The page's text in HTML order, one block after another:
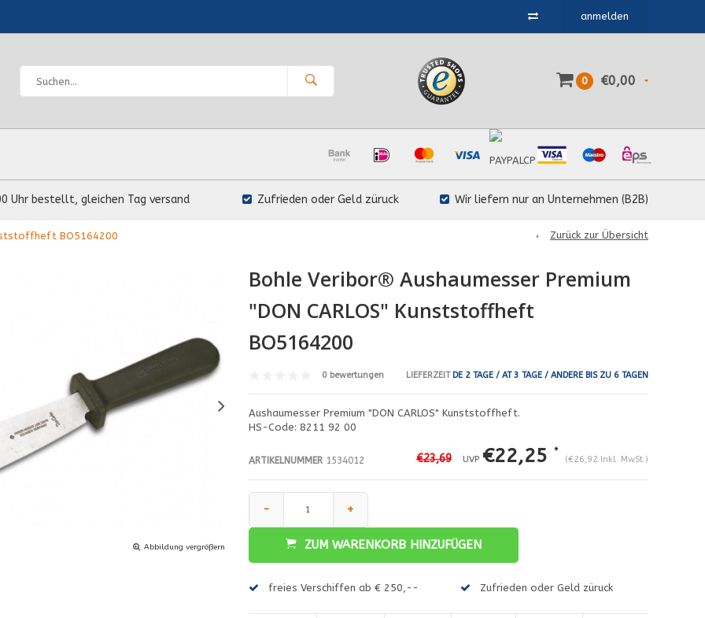
anmelden
0 €0,00
Uhr bestellt, gleichen Tag versand Zufrieden oder Geld züruck Wir liefern nur an Unternehmen (B2B)
BO5164200 Zurück zur Übersicht
Abbildung vergrößern
Bohle Veribor® Aushaumesser Premium
"DON CARLOS" Kunststoffheft
BO5164200
0 bewertungen LIEFERZEITDE 2 TAGE / AT 3 TAGE / ANDERE BIS ZU 6 TAGEN
Aushaumesser Premium "DON CARLOS" Kunststoffheft.
HS-Code: 8211 92 00
ARTIKELNUMMER1534012 €23,69 UVP €22,25 *
(€26,92 Inkl. MwSt.)
- +
ZUM WARENKORB HINZUFÜGEN
freies Verschiffen ab € 250,-- Zufrieden oder Geld züruck